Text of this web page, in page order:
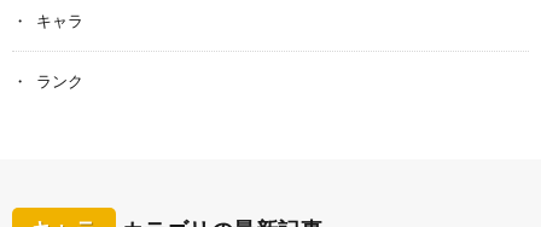
キャラ
ランク